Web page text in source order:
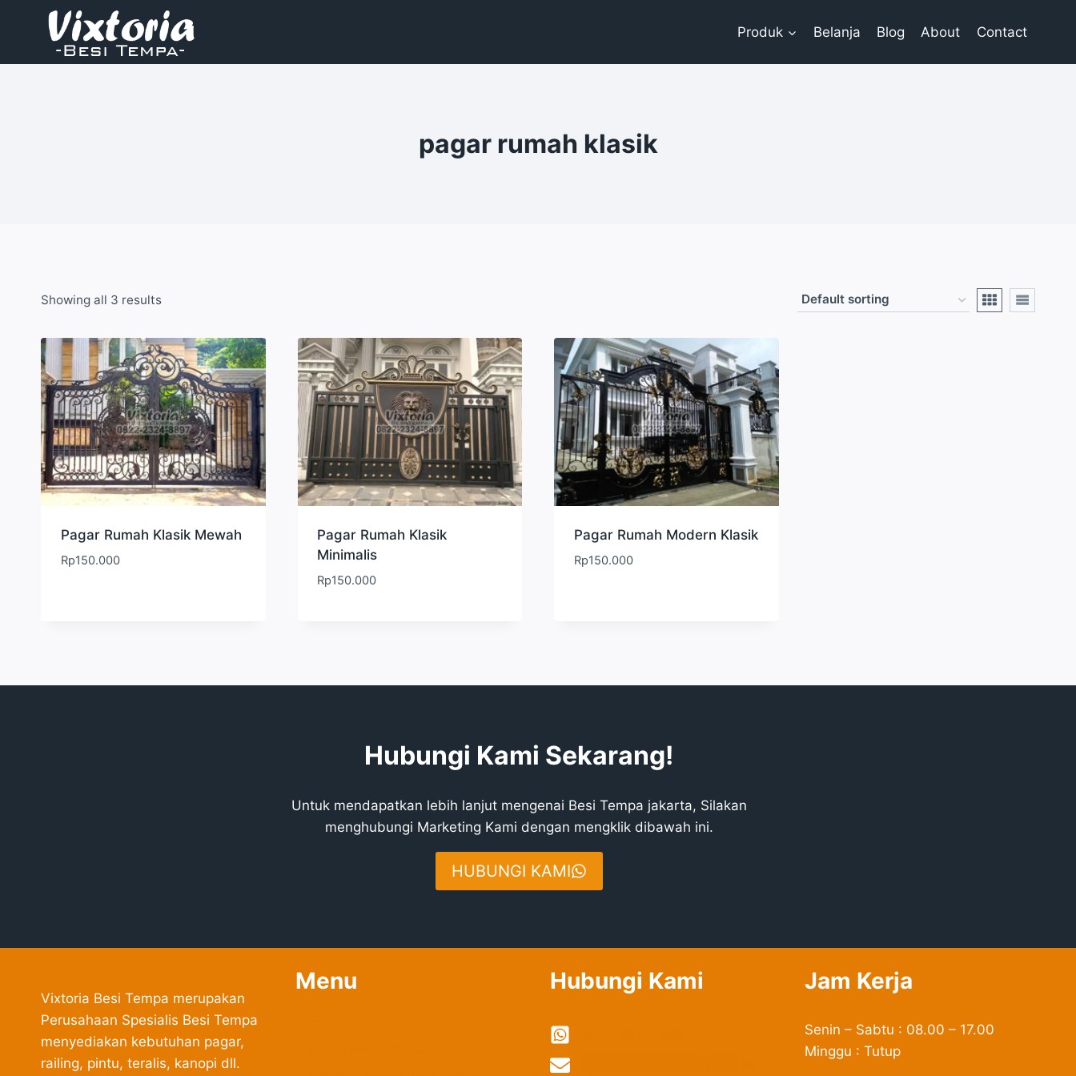
Produk Belanja Blog About Contact
pagar rumah klasik
Showing all 3 results
Pagar Rumah Klasik Mewah
Rp150.000
Pagar Rumah Klasik
Minimalis
Rp150.000
Pagar Rumah Modern Klasik
Rp150.000
Hubungi Kami Sekarang!
Untuk mendapatkan lebih lanjut mengenai Besi Tempa jakarta, Silakan
menghubungi Marketing Kami dengan mengklik dibawah ini.
HUBUNGI KAMI
Vixtoria Besi Tempa merupakan
Perusahaan Spesialis Besi Tempa
menyediakan kebutuhan pagar,
railing, pintu, teralis, kanopi dll.
Menu Hubungi Kami Jam Kerja
Senin – Sabtu : 08.00 – 17.00
Minggu : Tutup